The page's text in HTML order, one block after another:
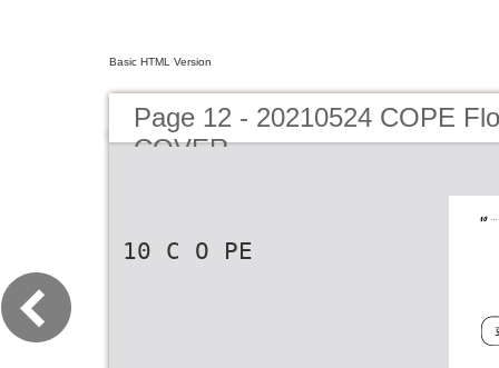
Basic HTML Version
Page 12 - 20210524 COPE
COVER
10 C O PE